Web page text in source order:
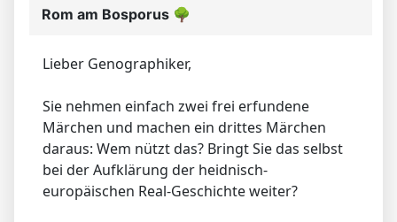
Rom am Bosporus 🌳
Lieber Genographiker,
Sie nehmen einfach zwei frei erfundene
Märchen und machen ein drittes Märchen
daraus: Wem nützt das? Bringt Sie das selbst
bei der Aufklärung der heidnisch-
europäischen Real-Geschichte weiter?